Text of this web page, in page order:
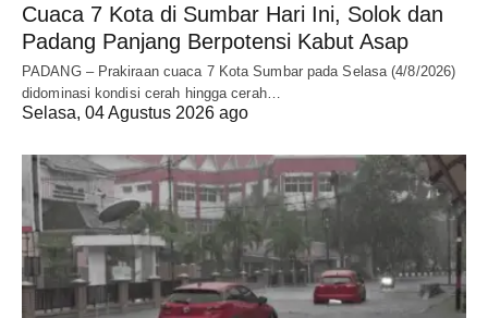
Cuaca 7 Kota di Sumbar Hari Ini, Solok dan
Padang Panjang Berpotensi Kabut Asap
PADANG – Prakiraan cuaca 7 Kota Sumbar pada Selasa (4/8/2026)
didominasi kondisi cerah hingga cerah…
Selasa, 04 Agustus 2026 ago